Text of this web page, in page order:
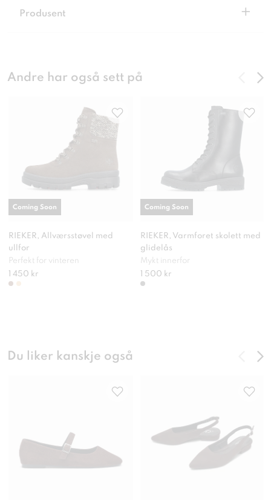
Produsent +
Andre har også sett på
RIEKER, Allværsstøvel med
ullfor
Perfekt for vinteren
1 450 kr
Coming Soon
RIEKER, Varmforet skolett med
glidelås
Mykt innerfor
1 500 kr
Coming Soon
Du liker kanskje også